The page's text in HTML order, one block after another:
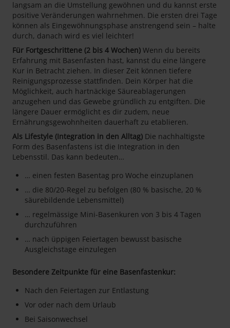
langsam an die Umstellung gewöhnen und du kannst erste
positive Veränderungen wahrnehmen. Die ersten drei Tage
können als Eingewöhnungsphase anstrengend sein – halte
durch, danach wird es viel leichter!
Für Fortgeschrittene (2 bis 4 Wochen) Wenn du bereits
Erfahrung mit Basenfasten hast, kannst du eine längere
Kur in Betracht ziehen. In dieser Zeit können tiefere
Reinigungsprozesse stattfinden. Dein Körper hat die
Möglichkeit, auch hartnäckige Säureablagerungen
anzugehen und das Gewebe gründlich zu entgiften. Die
längere Dauer ermöglicht es dir zudem, neue
Ernährungsgewohnheiten dauerhaft zu etablieren.
Als Lifestyle (Integration in den Alltag) Die nachhaltigste
Form des Basenfastens ist die Integration in den
Lebensstil. Das kann bedeuten…
… einen festen Basentag pro Woche einzuplanen
… die 80/20-Regel zu befolgen (80 % basische, 20 %
säurebildende Lebensmittel)
… regelmässige Mini-Basenkuren von 3 bis 4 Tagen
durchzuführen
… nach üppigen Feiertagen bewusst basische
Ausgleichstage einzulegen
Besondere Zeitpunkte für eine Basenfastenkur:
Nach den Feiertagen zur Entlastung
Vor oder nach dem Urlaub
Bei Saisonwechsel